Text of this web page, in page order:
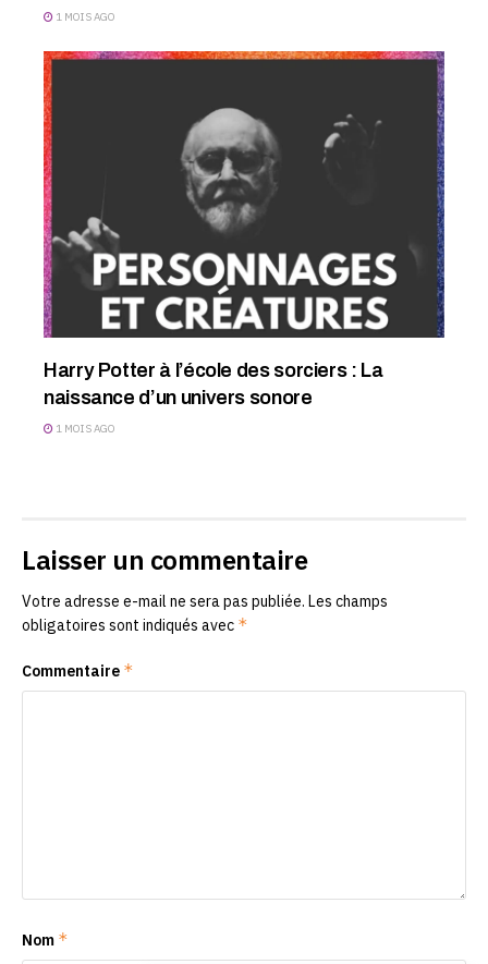
1 MOIS AGO
Harry Potter à l’école des sorciers : La
naissance d’un univers sonore
1 MOIS AGO
Laisser un commentaire
Votre adresse e-mail ne sera pas publiée. Les champs
obligatoires sont indiqués avec *
Commentaire *
Nom *